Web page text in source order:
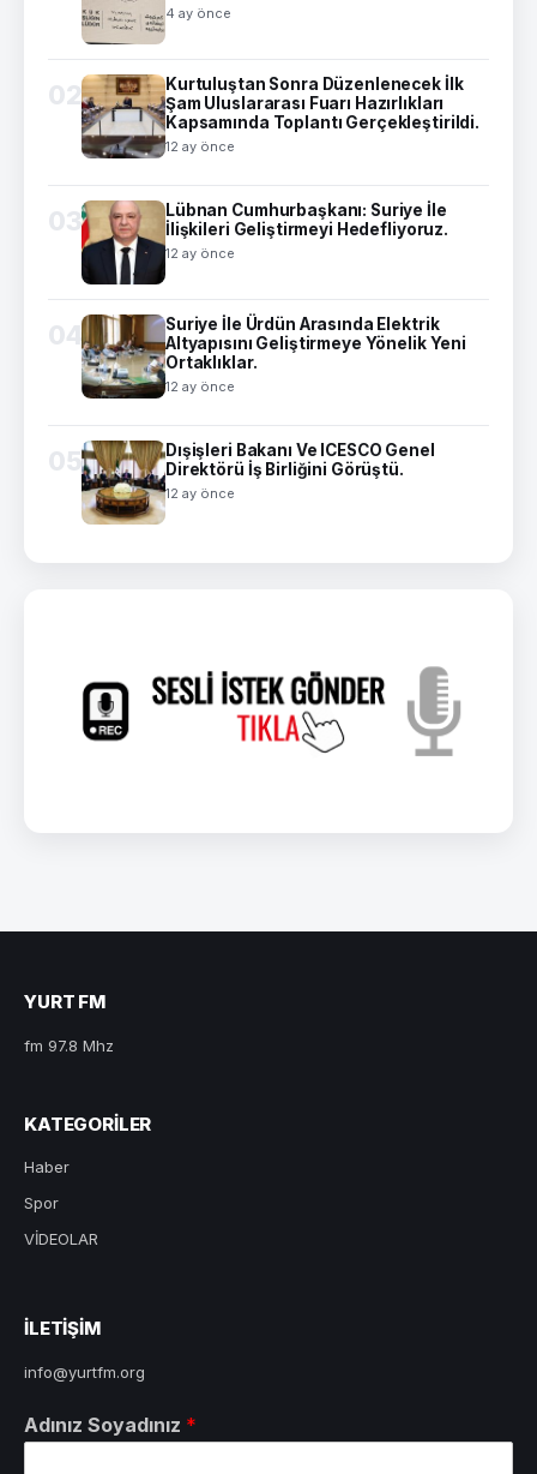
4 ay önce
02
Kurtuluştan Sonra Düzenlenecek İlk
Şam Uluslararası Fuarı Hazırlıkları
Kapsamında Toplantı Gerçekleştirildi.
12 ay önce
03
Lübnan Cumhurbaşkanı: Suriye İle
İlişkileri Geliştirmeyi Hedefliyoruz.
12 ay önce
04
Suriye İle Ürdün Arasında Elektrik
Altyapısını Geliştirmeye Yönelik Yeni
Ortaklıklar.
12 ay önce
05
Dışişleri Bakanı Ve ICESCO Genel
Direktörü İş Birliğini Görüştü.
12 ay önce
YURT FM
fm 97.8 Mhz
KATEGORILER
Haber
Spor
VİDEOLAR
ILETIŞIM
info@yurtfm.org
Adınız Soyadınız *